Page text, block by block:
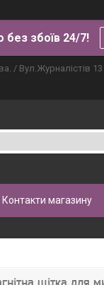
збоїв 24/7!
/ Вул.Журналістів
Контакти магазину
щітка для